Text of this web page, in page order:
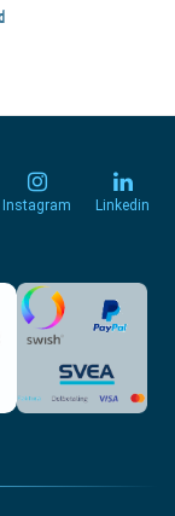
Instagram Linkedin